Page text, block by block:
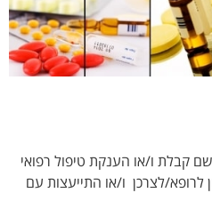
קבלת ו/או הענקת טיפול רפואי
לרופא/לצרכן ו/או התייעצות עם